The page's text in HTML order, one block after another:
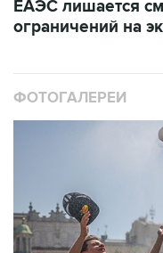
ЕАЭС лишается
ограничений на
ФОТОГАЛЕРЕИ